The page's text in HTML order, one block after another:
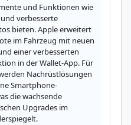
und Funktionen wie
verbesserte
bieten. Apple erweitert
im Fahrzeug mit neuen
einer verbesserten
in der Wallet-App. Für
Nachrüstlösungen
Smartphone-
die wachsende
Upgrades im